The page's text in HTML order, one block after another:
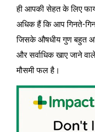
ही आपकी सेहत के लिए
अधिक हैं कि आप गिनते-
जिसके औषधीय गुण बहुत
और सर्वाधिक खाए जाने
मौसमी फल है।